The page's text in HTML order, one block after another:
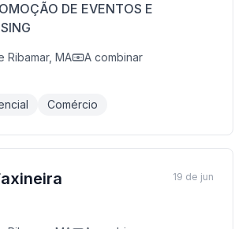
DE EVENTOS E
Ribamar, MA
A combinar
Comércio
19 de jun